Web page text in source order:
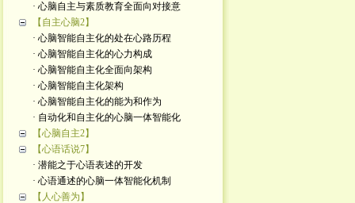
· 心脑自主与素质教育全面向对接意
【自主心脑2】
· 心脑智能自主化的处在心路历程
· 心脑智能自主化的心力构成
· 心脑智能自主化全面向架构
· 心脑智能自主化架构
· 心脑智能自主化的能为和作为
· 自动化和自主化的心脑一体智能化
【心脑自主2】
【心语话说7】
· 潜能之于心语表述的开发
· 心语通述的心脑一体智能化机制
【人心善为】